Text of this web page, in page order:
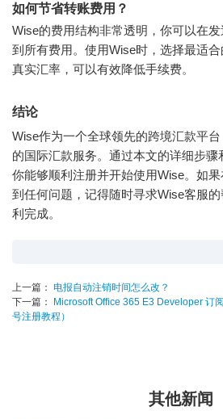
如何节省转账费用？
Wise的费用结构非常透明，你可以在
到所有费用。使用Wise时，选择最适
真实汇率，可以有效降低手续费。
结论
Wise作为一个全球领先的跨境汇款平
的国际汇款服务。通过本文的详细步骤
你能够顺利注册并开始使用Wise。如
到任何问题，记得随时寻求Wise客服
利完成。
上一篇： 电报自动注销时间怎么改？
下一篇：
Microsoft Office 365 E3 Developer 订
号注册教程）
其他新闻